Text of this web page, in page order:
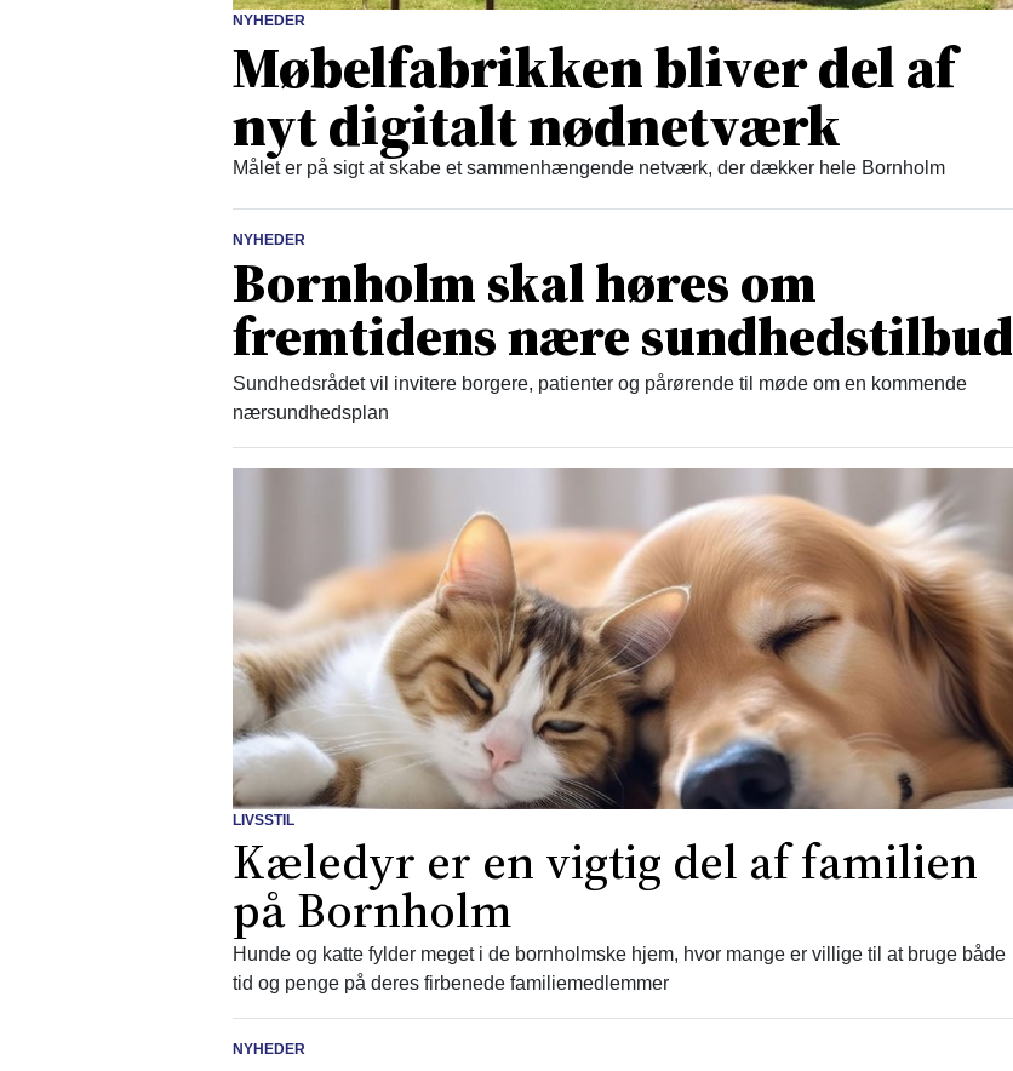
NYHEDER
Møbelfabrikken bliver del af
nyt digitalt nødnetværk
Målet er på sigt at skabe et sammenhængende netværk, der dækker hele Bornholm
NYHEDER
Bornholm skal høres om
fremtidens nære sundhedstilbud
Sundhedsrådet vil invitere borgere, patienter og pårørende til møde om en kommende
nærsundhedsplan
LIVSSTIL
Kæledyr er en vigtig del af familien
på Bornholm
Hunde og katte fylder meget i de bornholmske hjem, hvor mange er villige til at bruge både
tid og penge på deres firbenede familiemedlemmer
NYHEDER